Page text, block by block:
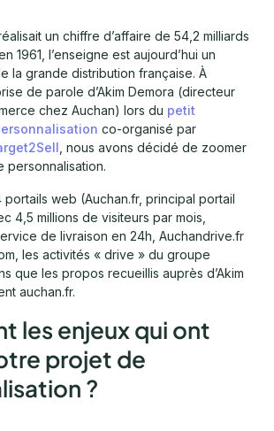
un chiffre d’affaire de 54,2 milliards
1961, l’enseigne est aujourd’hui un
la grande distribution française. À
de parole d’Akim Demora (directeur
chez Auchan) lors du petit
co-organisé par
, nous avons décidé de zoomer
personnalisation.
portails web (Auchan.fr, principal portail
4,5 millions de visiteurs par mois,
de livraison en 24h, Auchandrive.fr
les activités « drive » du groupe
que les propos recueillis auprès d’Akim
auchan.fr.
les enjeux qui ont
projet de
?